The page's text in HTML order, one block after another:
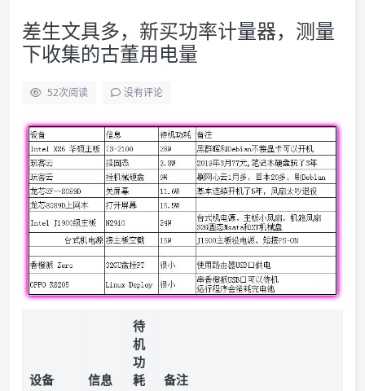
差生文具多，新买功率计量器，测量
下收集的古董用电量
52次阅读 没有评论
设备 信息
待
机
功
耗
备注